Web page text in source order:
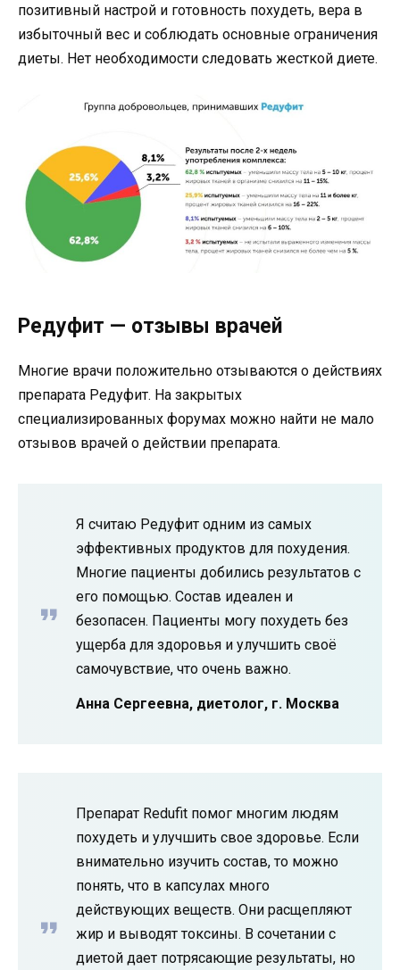
позитивный настрой и готовность похудеть, вера в
избыточный вес и соблюдать основные ограничения
диеты. Нет необходимости следовать жесткой диете.
Редуфит — отзывы врачей
Многие врачи положительно отзываются о действиях
препарата Редуфит. На закрытых
специализированных форумах можно найти не мало
отзывов врачей о действии препарата.
Я считаю Редуфит одним из самых
эффективных продуктов для похудения.
Многие пациенты добились результатов с
его помощью. Состав идеален и
безопасен. Пациенты могу похудеть без
ущерба для здоровья и улучшить своё
самочувствие, что очень важно.
Анна Сергеевна, диетолог, г. Москва
Препарат Redufit помог многим людям
похудеть и улучшить свое здоровье. Если
внимательно изучить состав, то можно
понять, что в капсулах много
действующих веществ. Они расщепляют
жир и выводят токсины. В сочетании с
диетой дает потрясающие результаты, но